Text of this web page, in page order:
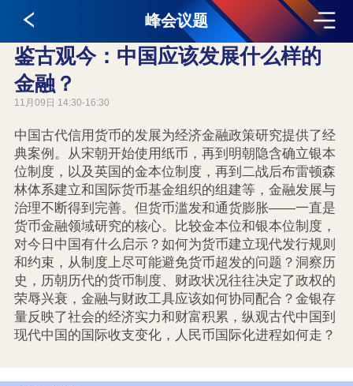
峰会议题
鉴古观今：中国应该发展什么样的
金融？
11月09日 14:30-16:30
中国古代信用货币的发展为经济金融政策研究提供了经
典案例。从宋朝开始使用纸币，再到明朝隐含确立银本
位制度，以及英国的金本位制度，再到二战后布雷顿森
林体系建立和国际货币基金组织的组建等，金融发展与
治理不断得到完善。但货币滥发和通货膨胀——一直是
货币金融领域研究的核心。比较金本位和银本位制度，
对今日中国有什么启示？如何为货币建立现代发行规则
和约束，从制度上尽可能避免货币超发的问题？洞察历
史，历朝历代的货币制度、财政状况往往决定了政权的
荣辱兴衰，金融与财政工具应该如何协同配合？金银存
量反映了社会的经济实力和财富积累，纵观古代中国到
现代中国的国际收支变化，人民币国际化进程如何走？